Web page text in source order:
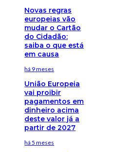
Novas regras
europeias vão
mudar o Cartão
do Cidadão:
saiba o que está
em causa
há 9 meses
União Europeia
vai proibir
pagamentos em
dinheiro acima
deste valor já a
partir de 2027
há 5 meses